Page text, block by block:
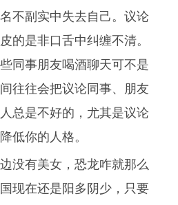
不副实中失去自己。议论
的是非口舌中纠缠不清。
同事朋友喝酒聊天可不是
往往会把议论同事、朋友
总是不好的，尤其是议论
低你的人格。
没有美女，恐龙咋就那么
现在还是阳多阴少，只要